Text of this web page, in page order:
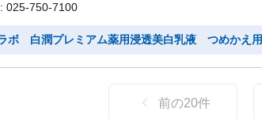
025-750-7100
ボ 白潤プレミアム薬用浸透美白乳液 つめかえ用
前の20件